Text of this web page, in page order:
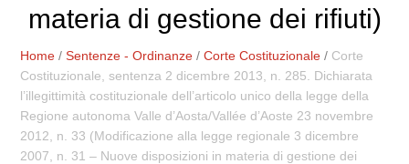
materia di gestione dei rifiuti)
Home /Sentenze - Ordinanze /Corte Costituzionale / Corte
Costituzionale, sentenza 2 dicembre 2013, n. 285. Dichiarata
l’illegittimità costituzionale dell’articolo unico della legge della
Regione autonoma Valle d’Aosta/Vallée d’Aoste 23 novembre
2012, n. 33 (Modificazione alla legge regionale 3 dicembre
2007, n. 31 – Nuove disposizioni in materia di gestione dei